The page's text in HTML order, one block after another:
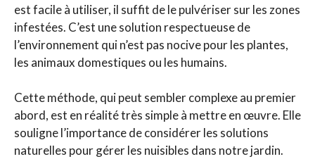
est facile à utiliser, il suffit de le pulvériser sur les zones
infestées. C’est une solution respectueuse de
l’environnement qui n’est pas nocive pour les plantes,
les animaux domestiques ou les humains.
Cette méthode, qui peut sembler complexe au premier
abord, est en réalité très simple à mettre en œuvre. Elle
souligne l’importance de considérer les solutions
naturelles pour gérer les nuisibles dans notre jardin.